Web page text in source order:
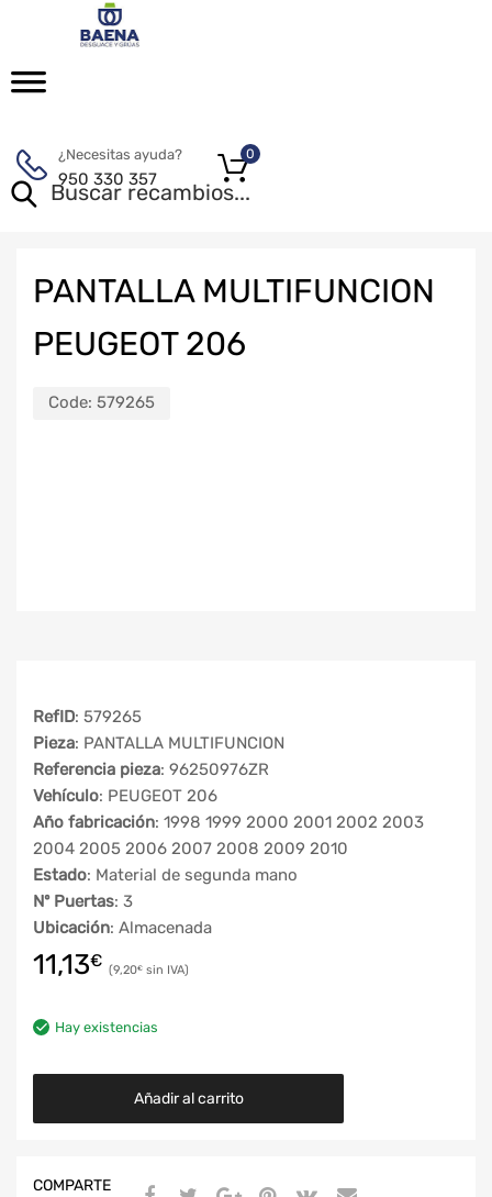
¿Necesitas ayuda?
950 330 357
0
PANTALLA MULTIFUNCION
PEUGEOT 206
Code: 579265
RefID: 579265
Pieza: PANTALLA MULTIFUNCION
Referencia pieza: 96250976ZR
Vehículo: PEUGEOT 206
Año fabricación: 1998 1999 2000 2001 2002 2003
2004 2005 2006 2007 2008 2009 2010
Estado: Material de segunda mano
Nº Puertas: 3
Ubicación: Almacenada
11,13€ 9,20€
Hay existencias
Añadir al carrito
COMPARTE